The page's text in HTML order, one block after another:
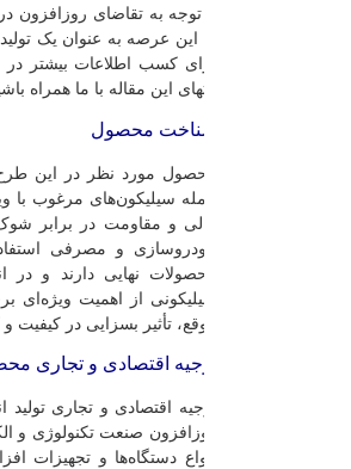
توجه به تقاضای روزافزون در بازار برای
این عرصه به عنوان یک تولید کننده معتبر
کسب اطلاعات بیشتر در مورد تولید انواع
این مقاله با ما همراه باشید.
مورد نظر در این طرح توجیهی، تولید
سیلیکون‌های مرغوب با ویژگی‌هایی نظیر
و مقاومت در برابر شوک‌ها تشکیل شده و
و مصرفی استفاده می‌شوند. این
نهایی دارند و در انواع تجهیزات و
از اهمیت ویژه‌ای برخوردار است زیرا
تأثیر بسزایی در کیفیت و کارایی محصولات
اقتصادی و تجاری محصول
اقتصادی و تجاری تولید انواع قطعات
صنعت تکنولوژی و الکترونیک، نیاز به
دستگاه‌ها و تجهیزات افزایش یافته است. این